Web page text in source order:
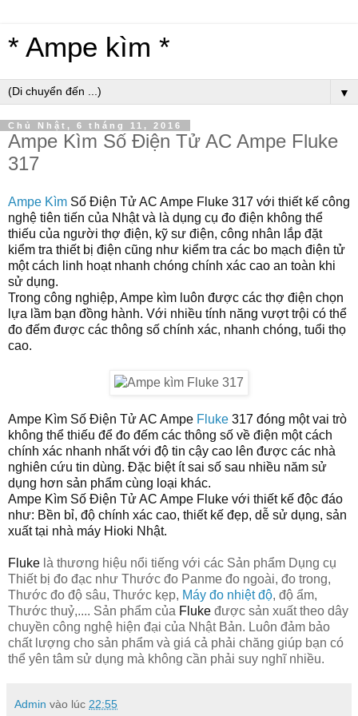
* Ampe kìm *
▼
Chủ Nhật, 6 tháng 11, 2016
Ampe Kìm Số Điện Tử AC Ampe Fluke
317
Ampe Kìm Số Điện Tử AC Ampe Fluke 317 với thiết kế công
nghệ tiên tiến của Nhậtvà là dụng cụ đo điện không thể
thiếu của người thợ điện, kỹ sư điện, công nhân lắp đặt
kiểm tra thiết bị điện cũng như kiểm tra các bo mạch điện tử
một cách linh hoạt nhanh chóng chính xác cao an toàn khi
sử dụng.
Trong công nghiệp, Ampe kìm luôn được các thợ điện chọn
lựa lầm bạn đồng hành. Với nhiều tính năng vượt trội có thể
đo đếm được các thông số chính xác, nhanh chóng, tuổi thọ
cao.
Ampe Kìm Số Điện Tử AC Ampe Fluke 317 đóng một vai trò
không thể thiếu để đo đếm các thông số về điện một cách
chính xác nhanh nhất với độ tin cậy cao lên được các nhà
nghiên cứu tin dùng. Đặc biệt ít sai số sau nhiều năm sử
dụng hơn sản phẩm cùng loại khác.
Ampe Kìm Số Điện Tử AC Ampe Fluke với thiết kế độc đáo
như: Bền bỉ, độ chính xác cao, thiết kế đẹp, dễ sử dụng, sản
xuất tại nhà máy Hioki Nhật.
Fluke là thương hiệu nổi tiếng với các Sản phẩm Dụng cụ
Thiết bị đo đạc như Thước đo Panme đo ngoài, đo trong,
Thước đo độ sâu, Thước kẹp, Máy đo nhiệt độ, độ ẩm,
Thước thuỷ,.... Sản phẩm của Fluke được sản xuất theo dây
chuyền công nghệ hiện đại của Nhật Bản. Luôn đảm bảo
chất lượng cho sản phẩm và giá cả phải chăng giúp bạn có
thể yên tâm sử dụng mà không cần phải suy nghĩ nhiều.
Admin vào lúc 22:55